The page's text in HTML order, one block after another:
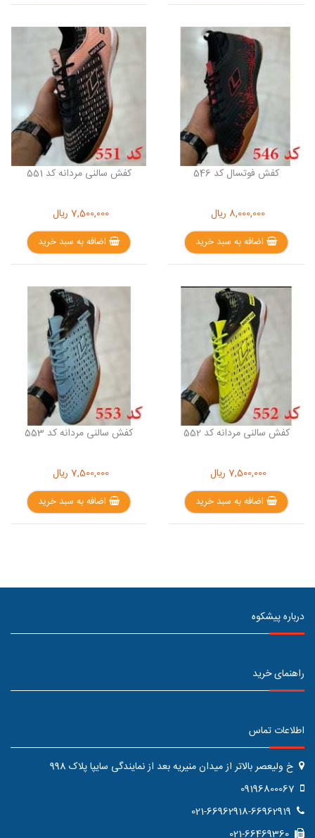
کفش فوتسال کد 546
8,000,000 ریال
اضافه به سبد خرید
کفش سالنی مردانه کد 551
7,500,000 ریال
اضافه به سبد خرید
کفش سالنی مردانه کد 552
7,500,000 ریال
اضافه به سبد خرید
کفش سالنی مردانه کد 553
7,500,000 ریال
اضافه به سبد خرید
درباره پیشکوه
راهنمای خرید
اطلاعات تماس
خ ولیعصر بالاتر از میدان منیریه بعد از نمایندگی سایپا پلاک 998